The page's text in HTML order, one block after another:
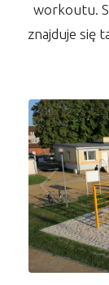
workoutu.
znajduje się